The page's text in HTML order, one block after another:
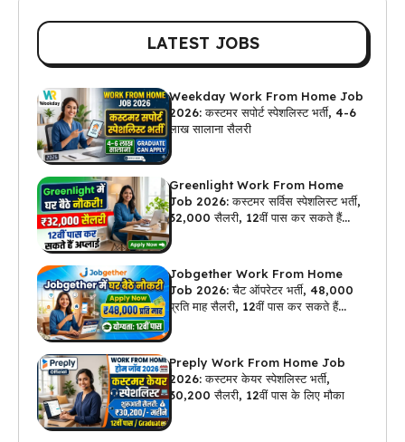
LATEST JOBS
Weekday Work From Home Job
2026: कस्टमर सपोर्ट स्पेशलिस्ट भर्ती, 4-6
लाख सालाना सैलरी
Greenlight Work From Home
Job 2026: कस्टमर सर्विस स्पेशलिस्ट भर्ती,
₹32,000 सैलरी, 12वीं पास कर सकते हैं
Jobgether Work From Home
Job 2026: चैट ऑपरेटर भर्ती, ₹48,000
प्रति माह सैलरी, 12वीं पास कर सकते हैं
Preply Work From Home Job
2026: कस्टमर केयर स्पेशलिस्ट भर्ती,
₹30,200 सैलरी, 12वीं पास के लिए मौका